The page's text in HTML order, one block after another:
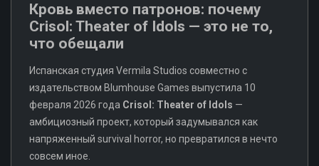
Кровь вместо патронов: почему
Crisol: Theater of Idols — это не то,
что обещали
Испанская студия Vermila Studios совместно с
издательством Blumhouse Games выпустила 10
февраля 2026 года Crisol: Theater of Idols —
амбициозный проект, который задумывался как
напряженный survival horror, но превратился в нечто
совсем иное.